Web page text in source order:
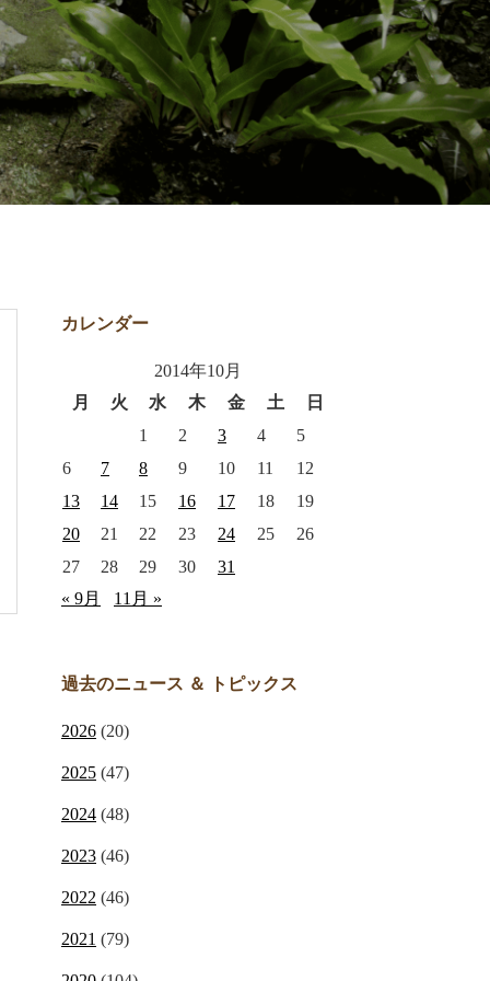
カレンダー
2014年10月
月
火 水 木 金 土
日
1
2 3 4
5
6
7 8 9 10 11
12
13
14 15 16 17 18
19
20
21 22 23 24 25
26
27
28 29 30
31
« 9月
11月 »
過去のニュース ＆ トピックス
2026 (20)
2025 (47)
2024 (48)
2023 (46)
2022 (46)
2021 (79)